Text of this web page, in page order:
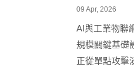
09 Apr, 2026
AI與工業物聯
規模關鍵基礎
正從單點攻擊